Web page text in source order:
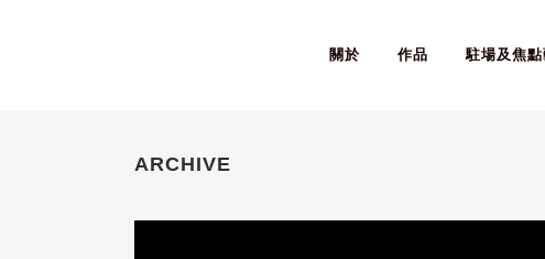
關於 作品 駐場及焦
ARCHIVE